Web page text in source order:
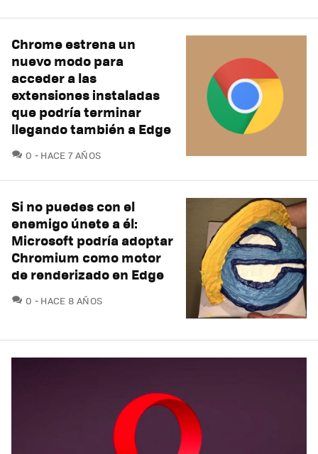
Chrome estrena un
nuevo modo para
acceder a las
extensiones instaladas
que podría terminar
llegando también a Edge
0 COMENTARIOS
HACE 7 AÑOS
Si no puedes con el
enemigo únete a él:
Microsoft podría adoptar
Chromium como motor
de renderizado en Edge
0 COMENTARIOS
HACE 8 AÑOS